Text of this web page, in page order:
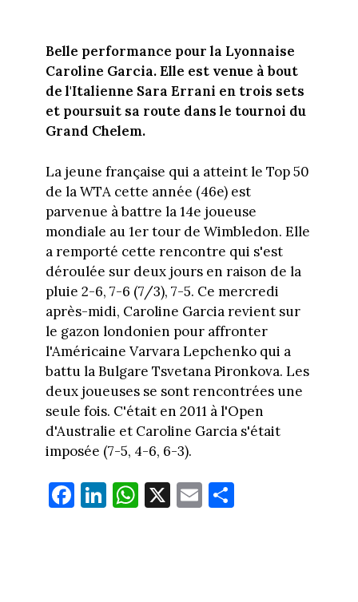
Belle performance pour la Lyonnaise
Caroline Garcia. Elle est venue à bout
de l'Italienne Sara Errani en trois sets
et poursuit sa route dans le tournoi du
Grand Chelem.
La jeune française qui a atteint le Top 50
de la WTA cette année (46e) est
parvenue à battre la 14e joueuse
mondiale au 1er tour de Wimbledon. Elle
a remporté cette rencontre qui s'est
déroulée sur deux jours en raison de la
pluie 2-6, 7-6 (7/3), 7-5. Ce mercredi
après-midi, Caroline Garcia revient sur
le gazon londonien pour affronter
l'Américaine Varvara Lepchenko qui a
battu la Bulgare Tsvetana Pironkova. Les
deux joueuses se sont rencontrées une
seule fois. C'était en 2011 à l'Open
d'Australie et Caroline Garcia s'était
imposée (7-5, 4-6, 6-3).
Fa
ce
Li
nk
W
ha
X E
m
Pa
rt